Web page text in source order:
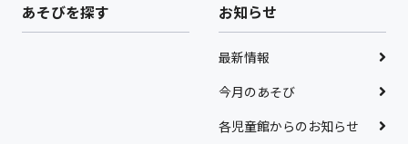
あそびを探す お知らせ
最新情報
今月のあそび
各児童館からのお知らせ